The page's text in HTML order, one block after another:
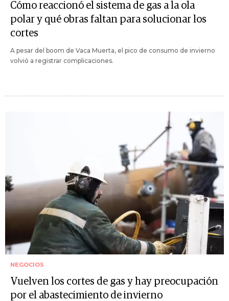
Cómo reaccionó el sistema de gas a la ola
polar y qué obras faltan para solucionar los
cortes
A pesar del boom de Vaca Muerta, el pico de consumo de invierno
volvió a registrar complicaciones.
NEGOCIOS
Vuelven los cortes de gas y hay preocupación
por el abastecimiento de invierno